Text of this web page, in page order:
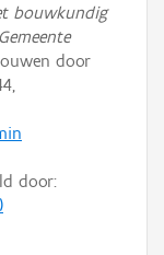
bouwkundig
door
door: